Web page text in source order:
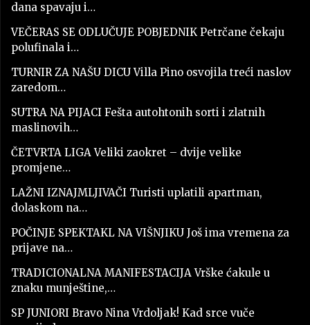
dana spavaju i…
VEČERAS SE ODLUČUJE POBJEDNIK Petrčane čekaju
polufinala i…
TURNIR ZA NAŠU DICU Villa Pino osvojila treći naslov
zaredom…
SUTRA NA PIJACI Fešta autohtonih sorti i zlatnih
maslinovih…
ČETVRTA LIGA Veliki zaokret – dvije velike
promjene…
LAŽNI IZNAJMLJIVAČI Turisti uplatili apartman,
dolaskom na…
POČINJE SPEKTAKL NA VIŠNJIKU Još ima vremena za
prijave na…
TRADICIONALNA MANIFESTACIJA Vrške ćakule u
znaku munještine,…
SP JUNIORI Bravo Nina Vrdoljak! Kad srce vuče